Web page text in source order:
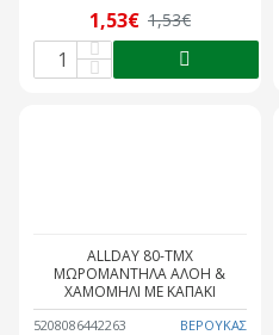
1,53€ 1,53€
5208086442263 ΒΕΡΟΥΚΑΣ
ALLDAY 80-ΤΜΧ
ΜΩΡΟΜΑΝΤΗΛΑ ΑΛΟΗ &
ΧΑΜΟΜΗΛΙ ΜΕ ΚΑΠΑΚΙ